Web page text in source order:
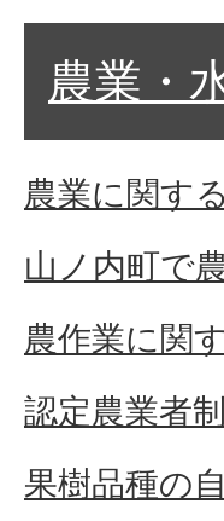
農業・
農業に関す
山ノ内町で
農作業に関
認定農業者
果樹品種の